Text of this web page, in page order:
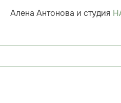
Алена Антонова и студия